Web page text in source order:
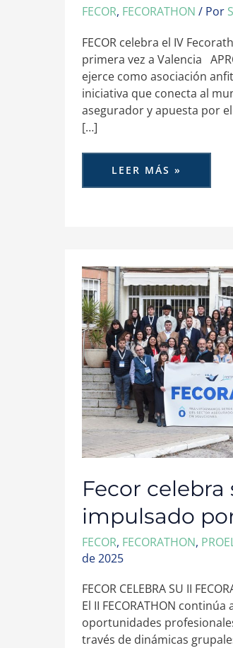
FECOR, FECORATHON / Por
FECOR celebra el IV
primera vez a Valencia
ejerce como asociación
iniciativa que conecta al
asegurador y apuesta por
[…]
LEER MÁS »
Fecor celebra
impulsado
FECOR, FECORATHON,
de 2025
FECOR CELEBRA SU II
El II FECORATHON
oportunidades
través de dinámicas
FECOR
CELEBRA
SU
II
FECORATHON,
IMPULSADO
POR
LOS
PROELES